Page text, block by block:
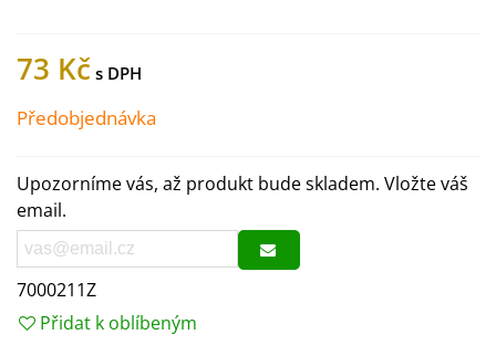
73 Kč
Předobjednávka
Upozorníme vás, až produkt bude skladem. Vložte váš
email.
7000211Z
Přidat k oblíbeným